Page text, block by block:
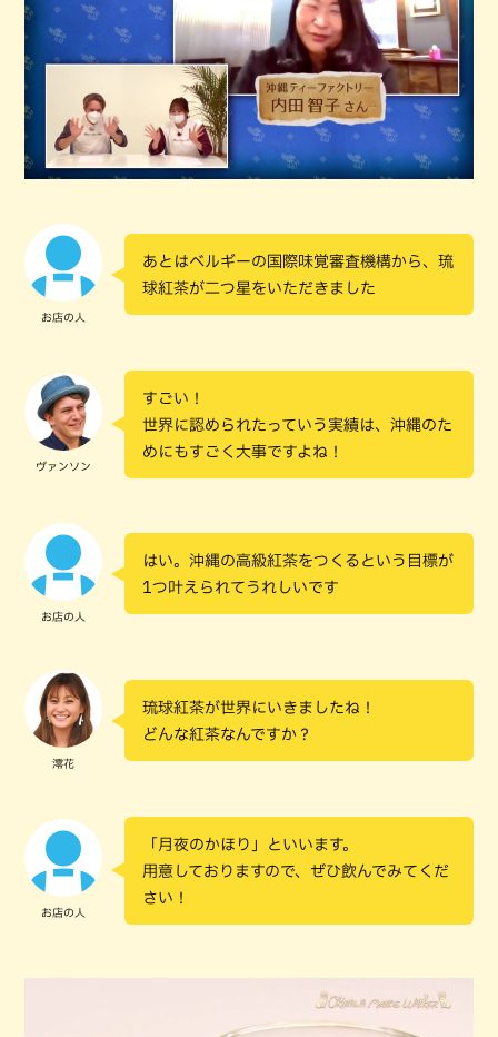
お店の人
あとはベルギーの国際味覚審査機構から、琉
球紅茶が二つ星をいただきました
ヴァンソン
すごい！
世界に認められたっていう実績は、沖縄のた
めにもすごく大事ですよね！
お店の人
はい。沖縄の高級紅茶をつくるという目標が
1つ叶えられてうれしいです
澪花
琉球紅茶が世界にいきましたね！
どんな紅茶なんですか？
お店の人
「月夜のかほり」といいます。
用意しておりますので、ぜひ飲んでみてくだ
さい！